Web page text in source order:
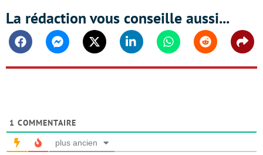
La rédaction vous conseille aussi...
FacebookMessengerTwitter Linkedin WhatsappReddit
1 COMMENTAIRE
plus ancien